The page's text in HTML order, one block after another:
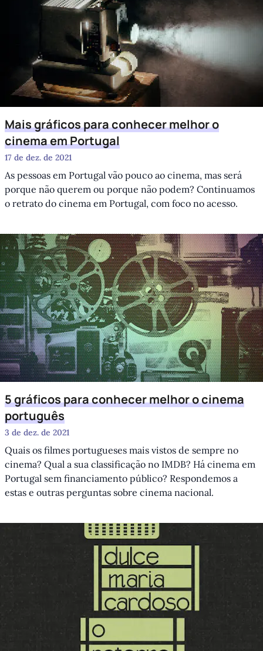
Mais gráficos para conhecer melhor o
cinema em Portugal
17 de dez. de 2021
As pessoas em Portugal vão pouco ao cinema, mas será
porque não querem ou porque não podem? Continuamos
o retrato do cinema em Portugal, com foco no acesso.
5 gráficos para conhecer melhor o cinema
português
3 de dez. de 2021
Quais os filmes portugueses mais vistos de sempre no
cinema? Qual a sua classificação no IMDB? Há cinema em
Portugal sem financiamento público? Respondemos a
estas e outras perguntas sobre cinema nacional.